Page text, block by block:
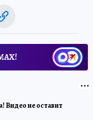
Видео не оставит